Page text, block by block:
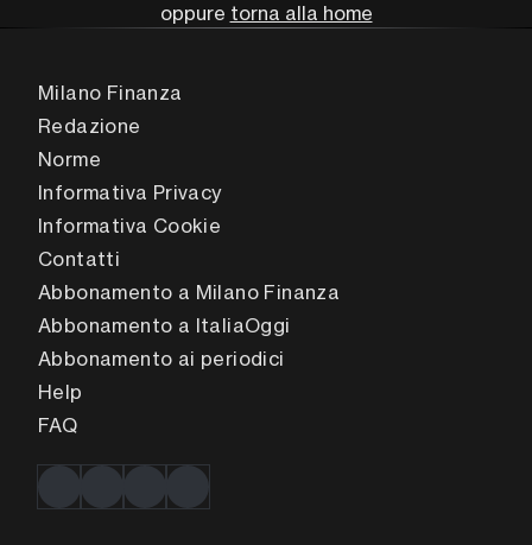
oppure torna alla home
Milano Finanza
Redazione
Norme
Informativa Privacy
Informativa Cookie
Contatti
Abbonamento a Milano Finanza
Abbonamento a ItaliaOggi
Abbonamento ai periodici
Help
FAQ